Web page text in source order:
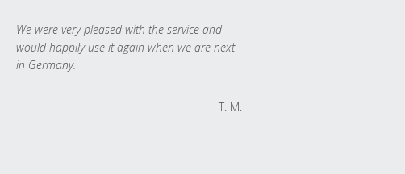
We were very pleased with the service and
would happily use it again when we are next
in Germany.
T. M.